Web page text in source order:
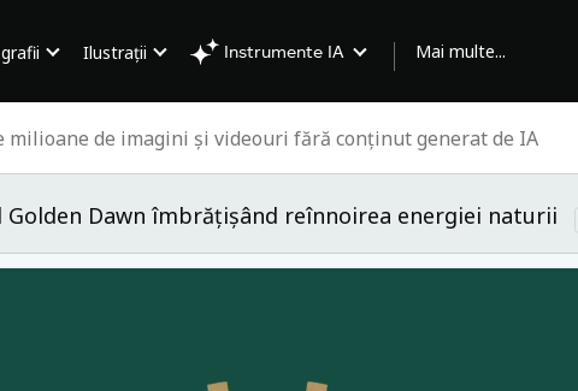
Ilustrații Instrumente IA Mai multe...
Dawn îmbrățișând reînnoirea energiei naturii